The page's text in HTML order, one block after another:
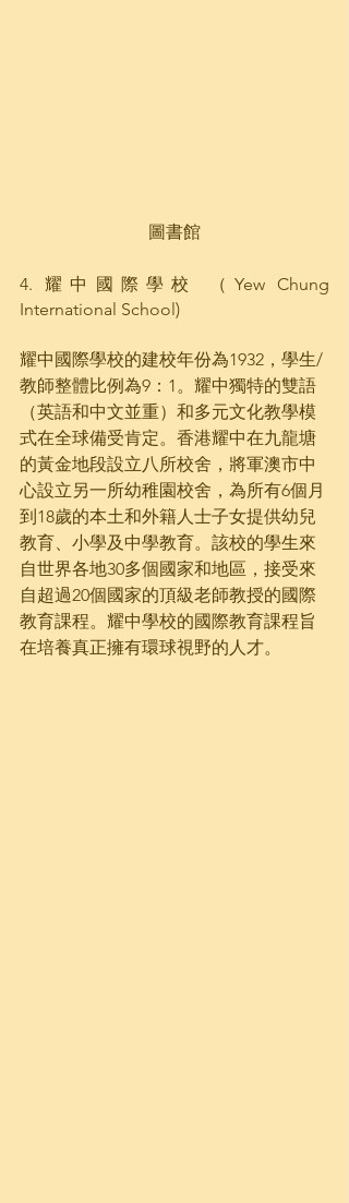
圖書館
4. 耀中國際學校 （Yew Chung
International School)
耀中國際學校的建校年份為1932，學生/
教師整體比例為9：1。耀中獨特的雙語
（英語和中文並重）和多元文化教學模
式在全球備受肯定。香港耀中在九龍塘
的黃金地段設立八所校舍，將軍澳市中
心設立另一所幼稚園校舍，為所有6個月
到18歲的本土和外籍人士子女提供幼兒
教育、小學及中學教育。該校的學生來
自世界各地30多個國家和地區，接受來
自超過20個國家的頂級老師教授的國際
教育課程。耀中學校的國際教育課程旨
在培養真正擁有環球視野的人才。